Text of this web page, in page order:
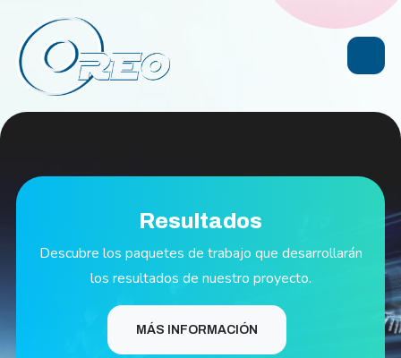
Resultados
Descubre los paquetes de trabajo que desarrollarán
los resultados de nuestro proyecto.
MÁS INFORMACIÓN